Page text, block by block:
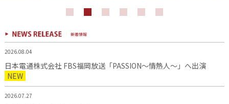
2026.08.04
日本電通株式会社 FBS福岡放送「PASSION～情熱人～」へ出演
NEW
2026.07.27